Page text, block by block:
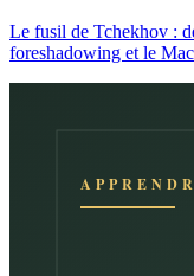
Le fusil de Tchekhov :
foreshadowing et le